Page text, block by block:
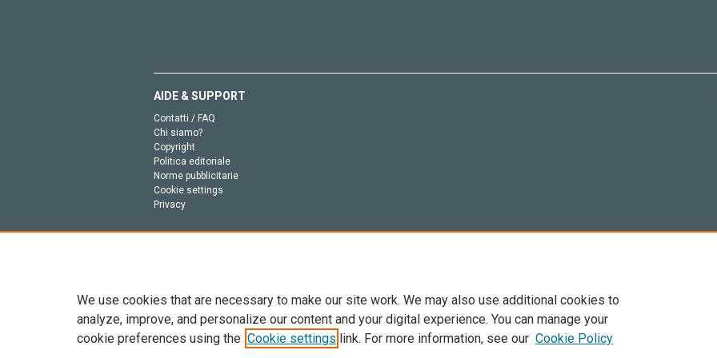
AIDE & SUPPORT
Contatti / FAQ
Chi siamo?
Copyright
Politica editoriale
Norme pubblicitarie
Cookie settings
Privacy
Tutto il contenuto di questo sito: Copyright © 2026 Elsevier, i suoi licenziatari e contributori. Tutti i diritti sono riservati. Inclusi diritti
We use cookies that are necessary to make our site work. We may also use additional cookies to
analyze, improve, and personalize our content and your digital experience. You can manage your
cookie preferences using the Cookie settings link. For more information, see our Cookie Policy